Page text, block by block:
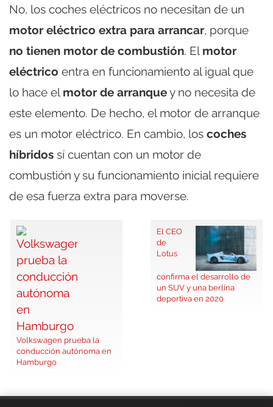
No, los coches eléctricos no necesitan de un
motor eléctrico extra para arrancar, porque
no tienen motor de combustión. El motor
eléctrico entra en funcionamiento al igual que
lo hace el motor de arranquey no necesita de
este elemento. De hecho, el motor de arranque
es un motor eléctrico. En cambio, los coches
híbridos sí cuentan con un motor de
combustión y su funcionamiento inicial requiere
de esa fuerza extra para moverse.
Volkswagen prueba la
conducción autónoma en
Hamburgo
El CEO
de
Lotus
confirma el desarrollo de
un SUV y una berlina
deportiva en 2020